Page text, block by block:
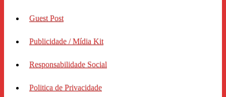
Guest Post
Publicidade / Mídia Kit
Responsabilidade Social
Politica de Privacidade